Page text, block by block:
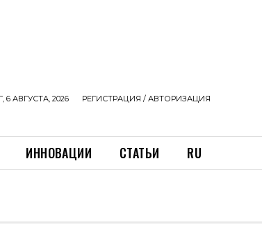
6 АВГУСТА, 2026 РЕГИСТРАЦИЯ / АВТОРИЗАЦИЯ
ИННОВАЦИИ СТАТЬИ RU